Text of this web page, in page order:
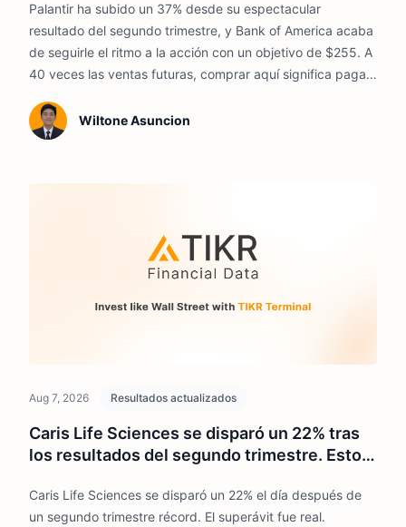
comprar?
Palantir ha subido un 37% desde su espectacular
resultado del segundo trimestre, y Bank of America acaba
de seguirle el ritmo a la acción con un objetivo de $255. A
40 veces las ventas futuras, comprar aquí significa pagar
Wiltone Asuncion
Aug 7, 2026 Resultados actualizados
Caris Life Sciences se disparó un 22% tras
los resultados del segundo trimestre. Esto
Caris Life Sciences se disparó un 22% el día después de
un segundo trimestre récord. El superávit fue real.